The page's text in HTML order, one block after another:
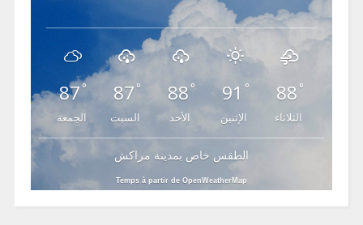
87°
الجمعة
87 °
السبت
88°
الأحد
91 °
الإثنين
88 °
الثلاثاء
الطقس خاص بمدينة مراكش
Temps à partir de OpenWeatherMap